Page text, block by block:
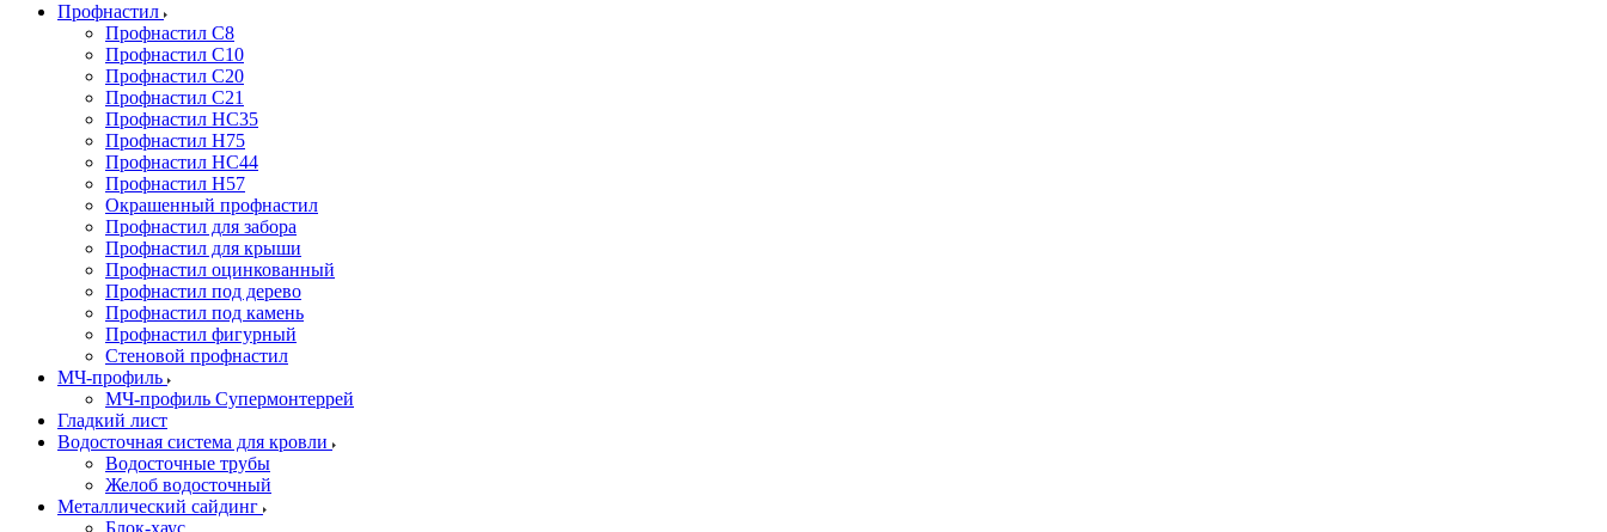
Профнастил
Профнастил С8
Профнастил С10
Профнастил С20
Профнастил С21
Профнастил НС35
Профнастил Н75
Профнастил HC44
Профнастил Н57
Окрашенный профнастил
Профнастил для забора
Профнастил для крыши
Профнастил оцинкованный
Профнастил под дерево
Профнастил под камень
Профнастил фигурный
Стеновой профнастил
МЧ-профиль
МЧ-профиль Супермонтеррей
Гладкий лист
Водосточная система для кровли
Водосточные трубы
Желоб водосточный
Металлический сайдинг
Блок-хаус